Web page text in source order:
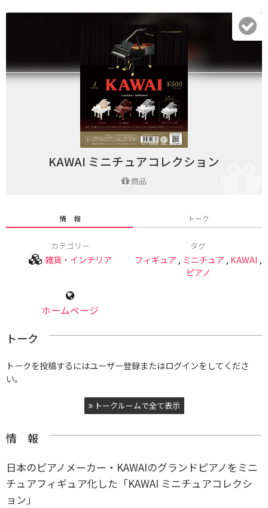
KAWAI ミニチュアコレクション
商品
情 報 トーク
カテゴリー
雑貨・インテリア
タグ
フィギュア , ミニチュア , KAWAI ,
ピアノ
ホームページ
トーク
トークを投稿するにはユーザー登録またはログインをしてくださ
い。
トークルームで全て表示
情 報
日本のピアノメーカー・KAWAIのグランドピアノをミニ
チュアフィギュア化した「KAWAI ミニチュアコレクシ
ョン」